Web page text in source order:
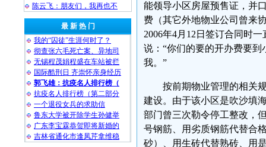
陈云飞：朋友们，我再也不
最 新 热 门
我的“囚徒”生涯何时了？
彻查张六毛死亡案、异地司
无锡程茂娟程盛在车站被拦
国际酷刑日 齐崇怀亲身经历
郭飞雄：抗疫名人排行榜（
抗疫名人排行榜（第二部分
一个退役女兵的求助信
鲁东大学被开除学生孙健举
广东李宝霖恭贺即将新婚的
吉林省通化市逢凤芹拿维稳
能领导小区房屋预售证，并
费（其它外地物业公司曾来
2006年4月12日签订合同时
说：“你们的要的开办费要
我。”
按前期物业管理的相关
建设。由于该小区是吹沙填
部门曾三次勒令停工整改，
号钢筋、用劣质钢筋代替合
砂）、用生砖代替熟砖、用